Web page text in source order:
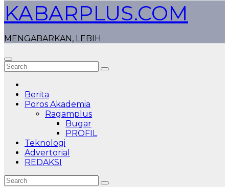
KABARPLUS.COM
MENGABARKAN, LEBIH
Berita
Poros Akademia
Ragamplus
Bugar
PROFIL
Teknologi
Advertorial
REDAKSI